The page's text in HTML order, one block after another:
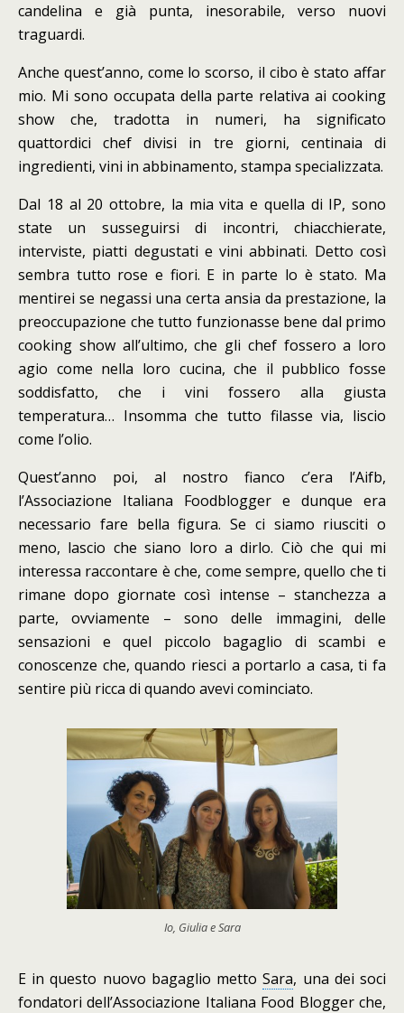
candelina e già punta, inesorabile, verso nuovi
traguardi.
Anche quest’anno, come lo scorso, il cibo è stato affar
mio. Mi sono occupata della parte relativa ai cooking
show che, tradotta in numeri, ha significato
quattordici chef divisi in tre giorni, centinaia di
ingredienti, vini in abbinamento, stampa specializzata.
Dal 18 al 20 ottobre, la mia vita e quella di IP, sono
state un susseguirsi di incontri, chiacchierate,
interviste, piatti degustati e vini abbinati. Detto così
sembra tutto rose e fiori. E in parte lo è stato. Ma
mentirei se negassi una certa ansia da prestazione, la
preoccupazione che tutto funzionasse bene dal primo
cooking show all’ultimo, che gli chef fossero a loro
agio come nella loro cucina, che il pubblico fosse
soddisfatto, che i vini fossero alla giusta
temperatura… Insomma che tutto filasse via, liscio
come l’olio.
Quest’anno poi, al nostro fianco c’era l’Aifb,
l’Associazione Italiana Foodblogger e dunque era
necessario fare bella figura. Se ci siamo riusciti o
meno, lascio che siano loro a dirlo. Ciò che qui mi
interessa raccontare è che, come sempre, quello che ti
rimane dopo giornate così intense – stanchezza a
parte, ovviamente – sono delle immagini, delle
sensazioni e quel piccolo bagaglio di scambi e
conoscenze che, quando riesci a portarlo a casa, ti fa
sentire più ricca di quando avevi cominciato.
Io, Giulia e Sara
E in questo nuovo bagaglio mettoSara, una dei soci
fondatori dell’Associazione Italiana Food Blogger che,